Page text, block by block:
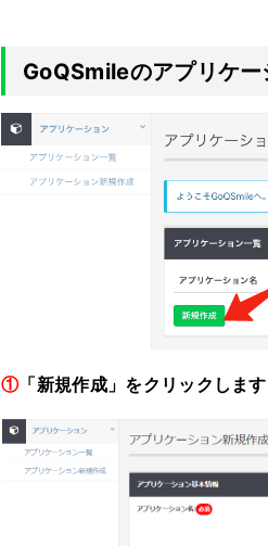
GoQSmileのアプリケ
①「新規作成」をクリックします